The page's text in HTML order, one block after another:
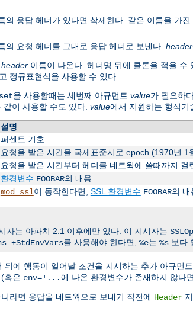
의 응답 헤더가 있다면 삭제한다. 같은 이름을 가
의 요청 헤더를 그대로 응답 헤더로 보낸다. header
header 이름이 나온다. 헤더명 뒤에 콜론을 적을 수
정규표현식을 사용할 수 있다.
set을 사용할때는 세번째 아규먼트 value가 필요하
같이 사용할 수도 있다. value에서 지원하는 형식기
설명
퍼센트 기호
요청을 받은 시간을 국제표준시로 epoch (1970년
요청을 받은 시간부터 헤더를 네트웍에 쓸때까지
환경변수 FOOBAR의 내용.
mod_ssl이 동작한다면, SSL 환경변수 FOOBAR의 내
자는 아파치 2.1 이후에만 있다. 이 지시자는
+StdEnvVars를 사용해야 한다면, %e는 %s 보다
뒤에 행동이 일어날 조건을 지시하는 추가 아규먼
혹은 env=! ...에 나온 환경변수가 존재하지 않다
라면 응답을 네트웍으로 보내기 직전에 Header